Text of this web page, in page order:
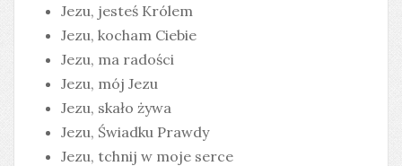
Jezu, jesteś Królem
Jezu, kocham Ciebie
Jezu, ma radości
Jezu, mój Jezu
Jezu, skało żywa
Jezu, Świadku Prawdy
Jezu, tchnij w moje serce